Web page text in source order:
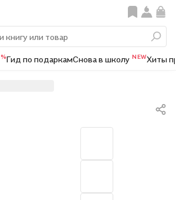
%Гид по подаркамСнова в школу NEWХиты